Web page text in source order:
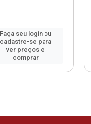
Faça seu login ou
cadastre-se para
ver preços e
comprar